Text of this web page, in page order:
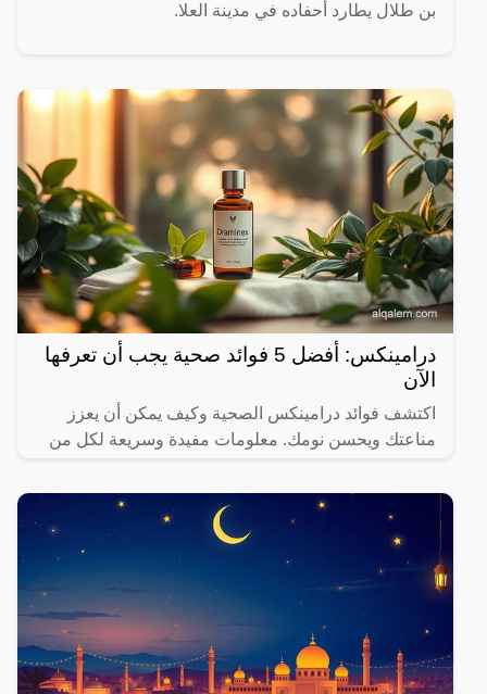
بن طلال يطارد أحفاده في مدينة العلا.
درامينكس: أفضل 5 فوائد صحية يجب أن تعرفها
الآن
اكتشف فوائد درامينكس الصحية وكيف يمكن أن يعزز
مناعتك ويحسن نومك. معلومات مفيدة وسريعة لكل من